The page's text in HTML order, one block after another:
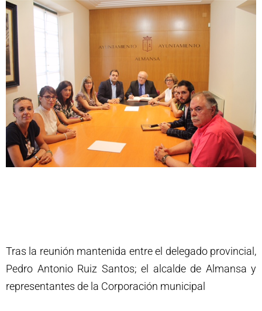
Tras la reunión mantenida entre el delegado provincial,
Pedro Antonio Ruiz Santos; el alcalde de Almansa y
representantes de la Corporación municipal